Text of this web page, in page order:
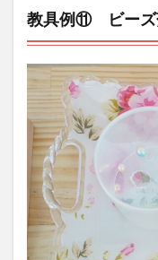
教具例⑪ ビーズ